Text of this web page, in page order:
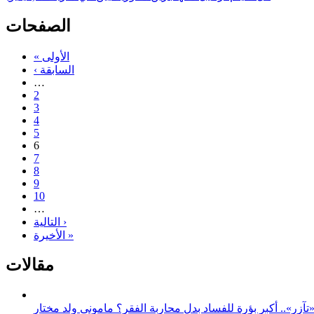
الصفحات
« الأولى
‹ السابقة
…
2
3
4
5
6
7
8
9
10
…
التالية ›
الأخيرة »
مقالات
أكبر بؤرة للفساد بدل محاربة الفقر؟ مامونى ولد مختار